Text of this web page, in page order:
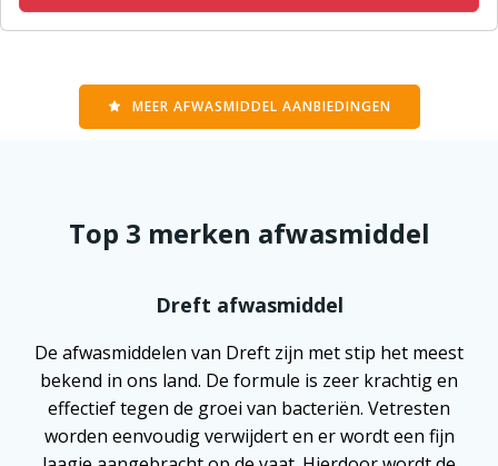
MEER AFWASMIDDEL AANBIEDINGEN
Top 3 merken afwasmiddel
Dreft afwasmiddel
De afwasmiddelen van Dreft zijn met stip het meest
bekend in ons land. De formule is zeer krachtig en
effectief tegen de groei van bacteriën. Vetresten
worden eenvoudig verwijdert en er wordt een fijn